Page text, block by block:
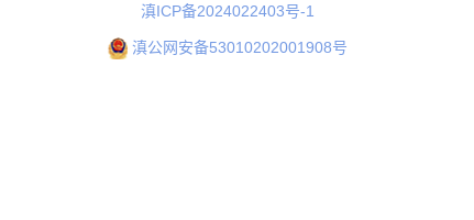
滇ICP备2024022403号-1
滇公网安备53010202001908号